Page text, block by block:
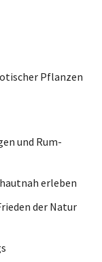
Pflanzen
und Rum-
erleben
der Natur